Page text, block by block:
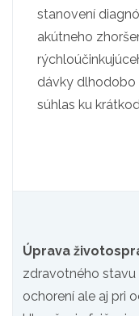
stanovení
akútneho
dávky dlhodobo
súhlas ku
Úprava
zdravotného stavu
ochorení ale aj pri